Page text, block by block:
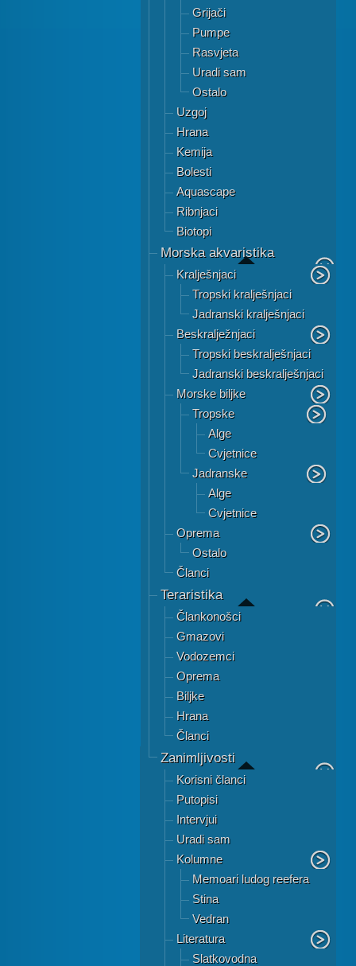
Grijači
Pumpe
Rasvjeta
Uradi sam
Ostalo
Uzgoj
Hrana
Kemija
Bolesti
Aquascape
Ribnjaci
Biotopi
Morska akvaristika
Kralješnjaci
Tropski kralješnjaci
Jadranski kralješnjaci
Beskralježnjaci
Tropski beskralješnjaci
Jadranski beskralješnjaci
Morske biljke
Tropske
Alge
Cvjetnice
Jadranske
Alge
Cvjetnice
Oprema
Ostalo
Članci
Teraristika
Člankonošci
Gmazovi
Vodozemci
Oprema
Biljke
Hrana
Članci
Zanimljivosti
Korisni članci
Putopisi
Intervjui
Uradi sam
Kolumne
Memoari ludog reefera
Stina
Vedran
Literatura
Slatkovodna